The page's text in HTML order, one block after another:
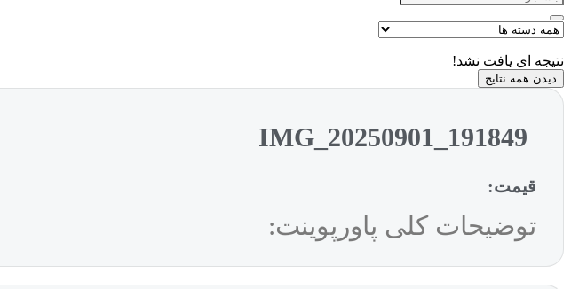
نتیجه ای یافت نشد!
دیدن همه نتایج
IMG_20250901_191849
قیمت:
توضیحات کلی پاورپوینت: